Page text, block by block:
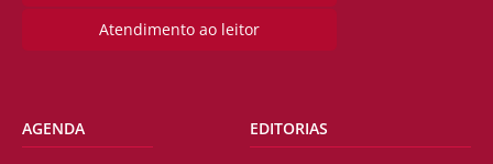
Atendimento ao leitor
AGENDA EDITORIAS